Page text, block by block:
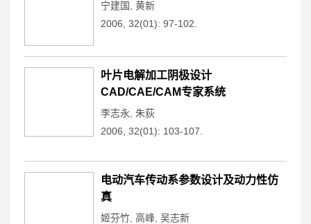
宁建国
黄新
2006, 32(01): 97-102.
叶片电解加工阴极设计
CAD/CAE/CAM专家系统
李志永 朱荻
2006, 32(01): 103-107.
电动汽车传动系参数设计及动力性仿
真
姬芬竹 高峰 吴志新